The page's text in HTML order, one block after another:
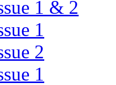
1 & 2
1
2
1